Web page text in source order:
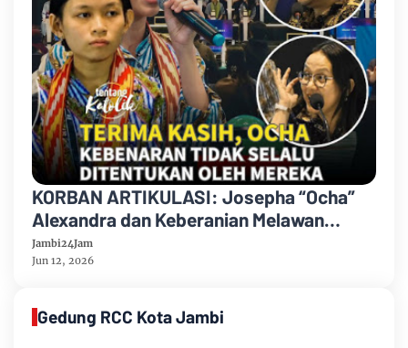
KORBAN ARTIKULASI: Josepha “Ocha”
Alexandra dan Keberanian Melawan
Ketidakadilan di Panggung Nasional
Jambi24Jam
Jun 12, 2026
Gedung RCC Kota Jambi